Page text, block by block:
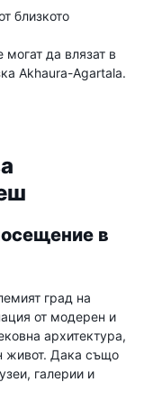
близкото
да влязат в
Akhaura-Agartala.
в
град на
от модерен и
архитектура,
живот. Дака също
галерии и